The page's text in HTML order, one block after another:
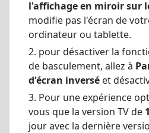
l'affichage en miroir sur
modifie pas l'écran de
ordinateur ou tablette.
2. pour désactiver la
de basculement, allez à
d'écran inversé et
3. Pour une expérience
vous que la version TV de
jour avec la dernière